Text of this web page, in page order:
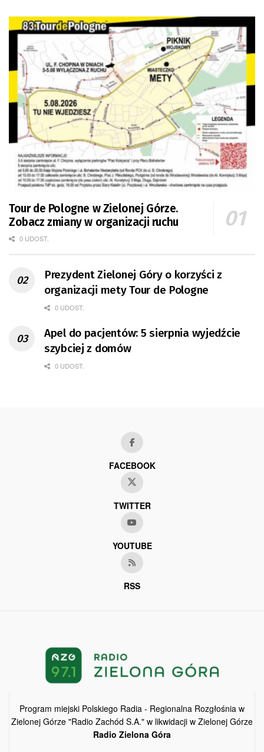
Tour de Pologne w Zielonej Górze.
Zobacz zmiany w organizacji ruchu
0 UDOST.
Prezydent Zielonej Góry o korzyści z
organizacji mety Tour de Pologne
0 UDOST.
Apel do pacjentów: 5 sierpnia wyjedźcie
szybciej z domów
0 UDOST.
FACEBOOK
TWITTER
YOUTUBE
RSS
Program miejski Polskiego Radia - Regionalna Rozgłośnia w
Zielonej Górze "Radio Zachód S.A." w likwidacji w Zielonej Górze
Radio Zielona Góra